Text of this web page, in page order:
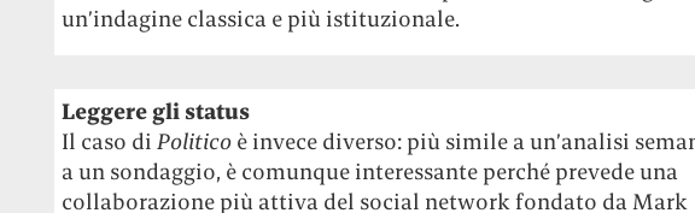
un’indagine classica e più istituzionale.
Leggere gli status
Il caso di Politicoè invece diverso: più simile a un’analisi
a un sondaggio, è comunque interessante perché prevede una
collaborazione più attiva del social network fondato da Mark